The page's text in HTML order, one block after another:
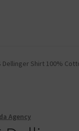
Impressum Kasse
Dellinger Shirt 100%
da Agency